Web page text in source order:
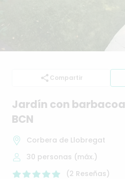
Compartir
Jardín con barbacoa
BCN
Corbera de Llobregat
30 personas (máx.)
(2 Reseñas)